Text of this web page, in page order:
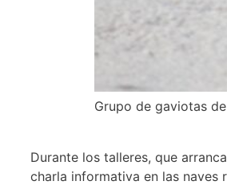
Grupo de gaviotas
Durante los talleres, que
charla informativa en las naves